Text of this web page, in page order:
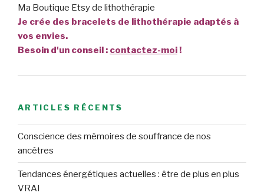
Ma Boutique Etsy de lithothérapie
Je crée des bracelets de lithothérapie adaptés à
vos envies.
Besoin d'un conseil : contactez-moi!
ARTICLES RÉCENTS
Conscience des mémoires de souffrance de nos
ancêtres
Tendances énergétiques actuelles : être de plus en plus
VRAI